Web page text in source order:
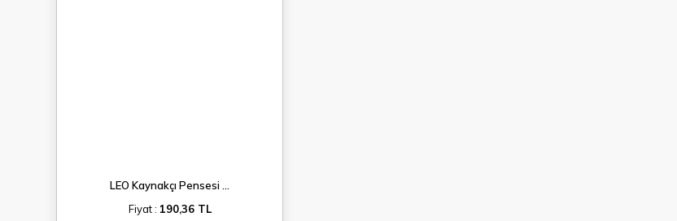
LEO Kaynakçı Pensesi ...
Fiyat : 190,36 TL